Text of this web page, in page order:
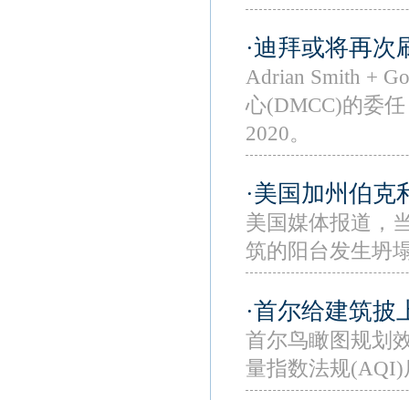
·迪拜或将再次
Adrian Smith +
心(DMCC)的委
2020。
·美国加州伯克
美国媒体报道，
筑的阳台发生
·首尔给建筑披
首尔鸟瞰图规划
量指数法规(AQI)